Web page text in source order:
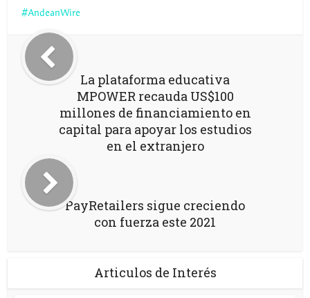
AndeanWire
La plataforma educativa
MPOWER recauda US$100
millones de financiamiento en
capital para apoyar los estudios
en el extranjero
PayRetailers sigue creciendo
con fuerza este 2021
Articulos de Interés